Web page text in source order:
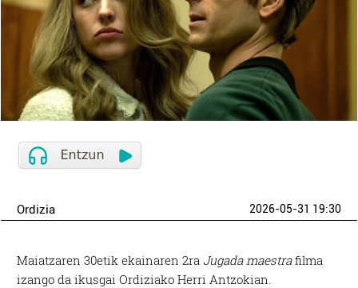
Ordizia 2026-05-31 19:30
Maiatzaren 30etik ekainaren 2ra Jugada maestrafilma
izango da ikusgai Ordiziako Herri Antzokian.